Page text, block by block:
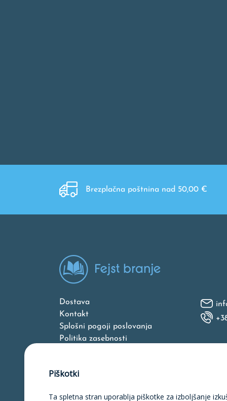
Brezplačna poštnina nad 50,00 €
Dostava
Kontakt
Splošni pogoji poslovanja
Politika zasebnosti
Naložbo v izdelavo spletne
Piškotki
Ta spletna stran uporablja piškotke za izboljšanje